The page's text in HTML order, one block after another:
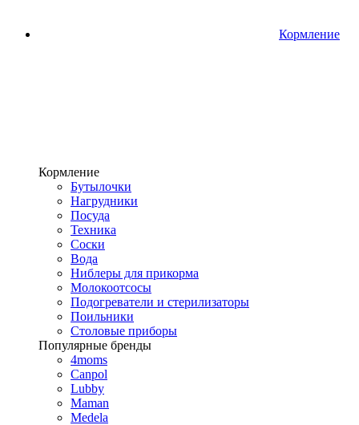
Кормление
Кормление
Бутылочки
Нагрудники
Посуда
Техника
Соски
Вода
Ниблеры для прикорма
Молокоотсосы
Подогреватели и стерилизаторы
Поильники
Столовые приборы
Популярные бренды
4moms
Canpol
Lubby
Maman
Medela